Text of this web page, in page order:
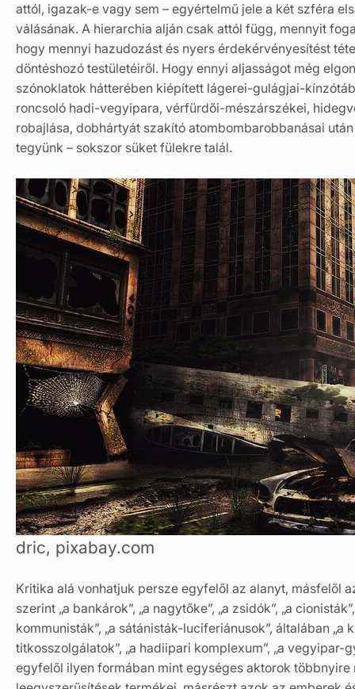
attól, igazak-e vagy sem – egyértelmű jele a két szféra
válásának. A hierarchia alján csak attól függ, mennyit
hogy mennyi hazudozást és nyers érdekérvényesítést
döntéshozó testületéiről. Hogy ennyi aljasságot még
szónoklatok hátterében kiépített lágerei-gulágjai-
roncsoló hadi-vegyipara, vérfürdői-mészárszékei,
robajlása, dobhártyát szakító atombombarobbanásai
tegyünk – sokszor süket fülekre talál.
dric, pixabay.com
Kritika alá vonhatjuk persze egyfelől az alanyt, másfelől
szerint „a bankárok”, „a nagytőke”, „a zsidók”, „a
kommunisták”, „a sátánisták-luciferiánusok”, általában „a
titkosszolgálatok”, „a hadiipari komplexum”, „a
egyfelől ilyen formában mint egységes aktorok